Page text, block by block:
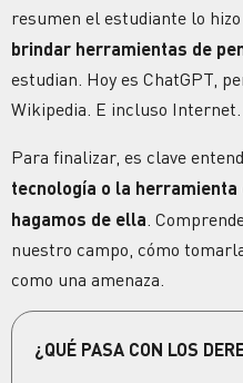
resumen el estudiante lo
brindar herramientas de
estudian. Hoy es ChatGPT,
Wikipedia. E incluso Internet.
Para finalizar, es clave
tecnología o la
hagamos de ella .
nuestro campo, cómo
como una amenaza.
¿QUÉ PASA CON LOS